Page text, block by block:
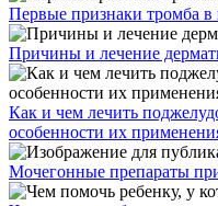
Первые признаки тромба в
Причины и лечение
Как и чем лечить
особенности их
Мочегонные препараты